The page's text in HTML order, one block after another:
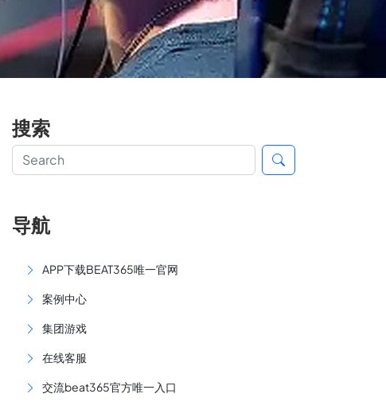
搜索
导航
APP下载BEAT365唯一官网
案例中心
集团游戏
在线客服
交流beat365官方唯一入口